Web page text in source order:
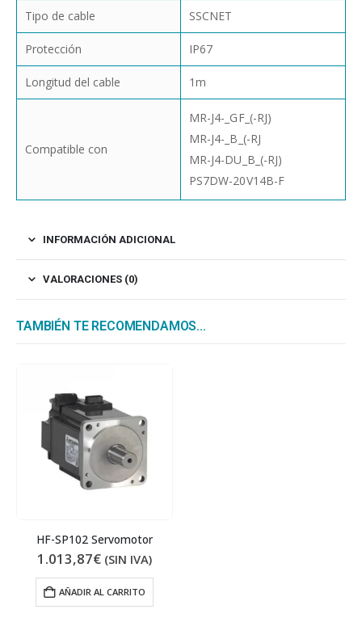
Tipo de cable SSCNET
Protección IP67
Longitud del cable 1m
Compatible con
MR-J4-_GF_(-RJ)
MR-J4-_B_(-RJ
MR-J4-DU_B_(-RJ)
PS7DW-20V14B-F
INFORMACIÓN ADICIONAL
VALORACIONES (0)
TAMBIÉN TE RECOMENDAMOS…
HF-SP102 Servomotor
1.013,87€ (SIN IVA)
AÑADIR AL CARRITO